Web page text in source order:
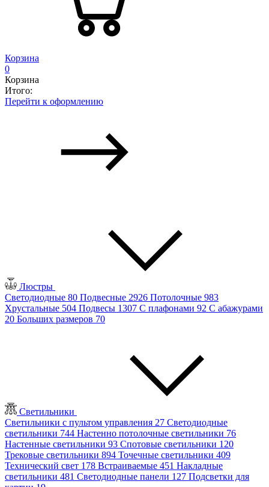
Корзина
0
Корзина
Итого:
Перейти к оформлению
Люстры
Светодиодные 80 Подвесные 2926 Потолочные 983
Хрустальные 504 Подвесы 1307 С плафонами 92 С абажурами
20 Больших размеров 70
Светильники
Светильники с пультом управления 27 Светодиодные
светильники 744 Настенно потолочные светильники 76
Настенные светильники 93 Спотовые светильники 120
Трековые светильники 894 Точечные светильники 409
Технический свет 178 Встраиваемые 451 Накладные
светильники 481 Светодиодные панели 127 Подсветки для